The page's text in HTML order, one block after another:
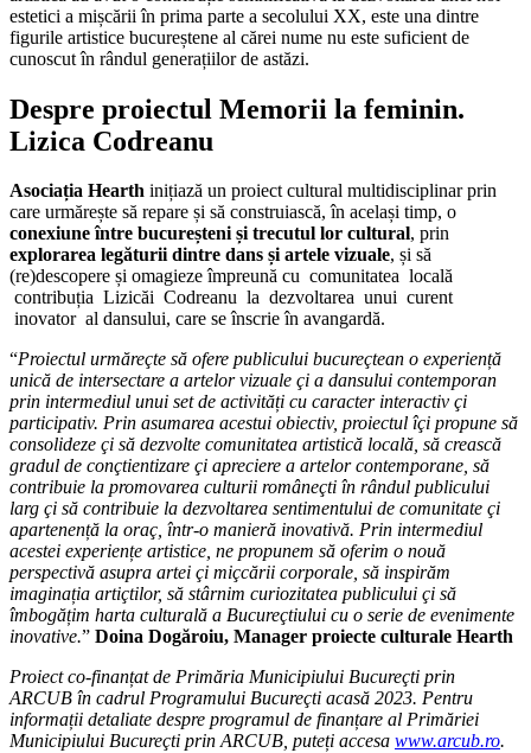
estetici a mișcării în prima parte a secolului XX, este una dintre
figurile artistice bucureștene al cărei nume nu este suficient de
cunoscut în rândul generațiilor de astăzi.
Despre proiectul Memorii la feminin.
Lizica Codreanu
Asociația Hearth inițiază un proiect cultural multidisciplinar prin
care urmărește să repare și să construiască, în același timp, o
conexiune între bucureșteni și trecutul lor cultural, prin
explorarea legăturii dintre dans și artele vizuale, și să
(re)descopere și omagieze împreună cu comunitatea locală
contribuția Lizicăi Codreanu la dezvoltarea unui curent
inovator al dansului, care se înscrie în avangardă.
“Proiectul urmăreçte să ofere publicului bucureçtean o experiență
unică de intersectare a artelor vizuale çi a dansului contemporan
prin intermediul unui set de activități cu caracter interactiv çi
participativ. Prin asumarea acestui obiectiv, proiectul îçi propune să
consolideze çi să dezvolte comunitatea artistică locală, să crească
gradul de conçtientizare çi apreciere a artelor contemporane, să
contribuie la promovarea culturii româneçti în rândul publicului
larg çi să contribuie la dezvoltarea sentimentului de comunitate çi
apartenență la oraç, într-o manieră inovativă. Prin intermediul
acestei experiențe artistice, ne propunem să oferim o nouă
perspectivă asupra artei çi miçcării corporale, să inspirăm
imaginația artiçtilor, să stârnim curiozitatea publicului çi să
îmbogățim harta culturală a Bucureçtiului cu o serie de evenimente
inovative.” Doina Dogăroiu, Manager proiecte culturale Hearth
Proiect co-finanțat de Primăria Municipiului Bucureçti prin
ARCUB în cadrul Programului Bucureçti acasă 2023. Pentru
informații detaliate despre programul de finanțare al Primăriei
Municipiului Bucureçti prin ARCUB, puteți accesa www.arcub.ro.